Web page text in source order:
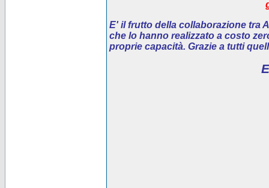
E' ilfrutto della collaborazione tra
che lo hanno realizzato a costo
proprie capacità. Grazie a tutti